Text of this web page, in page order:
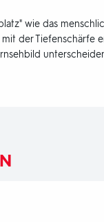
wie das
der Tiefenschärfe